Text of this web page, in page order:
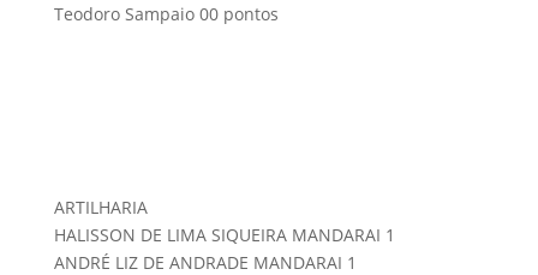
Teodoro Sampaio 00 pontos
ARTILHARIA
HALISSON DE LIMA SIQUEIRA MANDARAI 1
ANDRÉ LIZ DE ANDRADE MANDARAI 1